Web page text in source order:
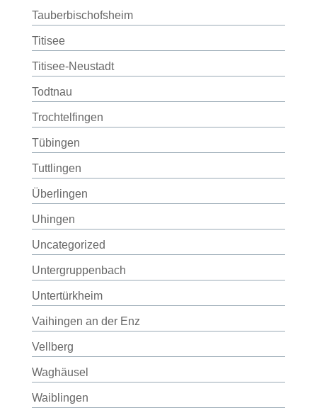
Tauberbischofsheim
Titisee
Titisee-Neustadt
Todtnau
Trochtelfingen
Tübingen
Tuttlingen
Überlingen
Uhingen
Uncategorized
Untergruppenbach
Untertürkheim
Vaihingen an der Enz
Vellberg
Waghäusel
Waiblingen